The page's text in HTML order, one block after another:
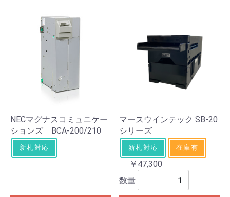
NECマグナスコミュニケー
ションズ BCA-200/210
新札対応
マースウインテック SB-20
シリーズ
新札対応 在庫有
￥47,300
数量